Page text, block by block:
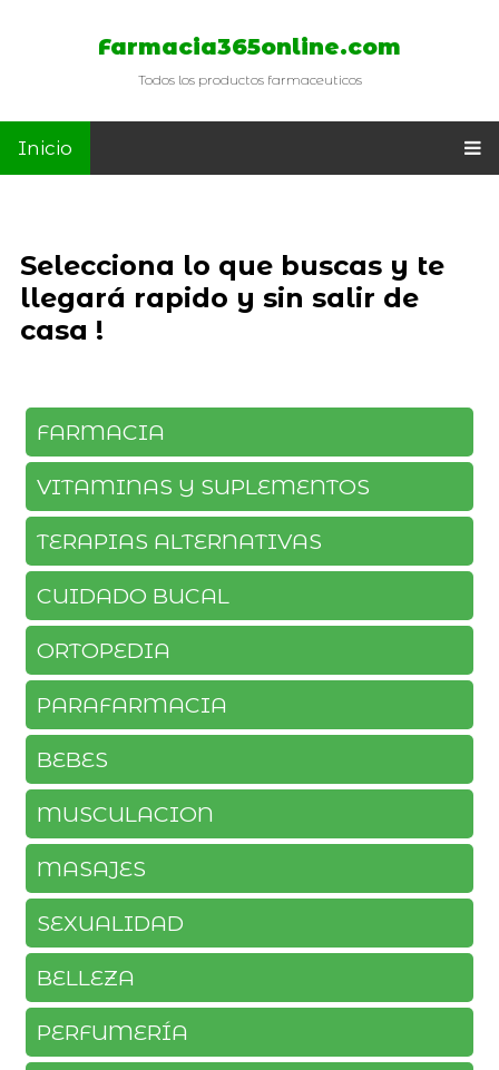
Farmacia365online.com
Todos los productos farmaceuticos
Inicio
Selecciona lo que buscas y te
llegará rapido y sin salir de
casa !
FARMACIA
VITAMINAS Y SUPLEMENTOS
TERAPIAS ALTERNATIVAS
CUIDADO BUCAL
ORTOPEDIA
PARAFARMACIA
BEBES
MUSCULACION
MASAJES
SEXUALIDAD
BELLEZA
PERFUMERÍA